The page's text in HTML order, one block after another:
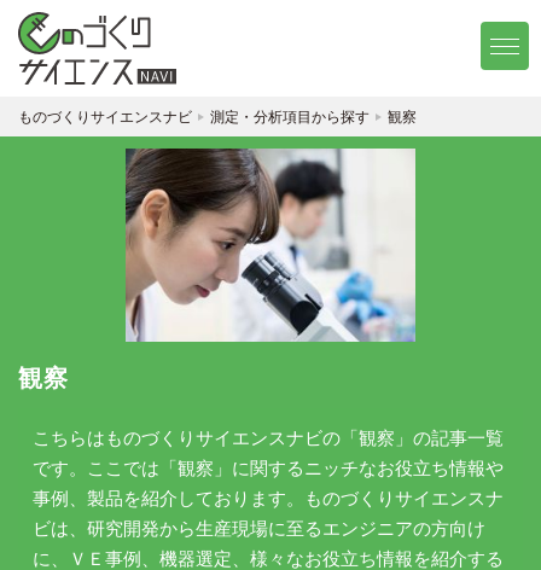
ものづくりサイエンスナビ 測定・分析項目から探す 観察
観察
こちらはものづくりサイエンスナビの「観察」の記事一覧
です。ここでは「観察」に関するニッチなお役立ち情報や
事例、製品を紹介しております。ものづくりサイエンスナ
ビは、研究開発から生産現場に至るエンジニアの方向け
に、ＶＥ事例、機器選定、様々なお役立ち情報を紹介する